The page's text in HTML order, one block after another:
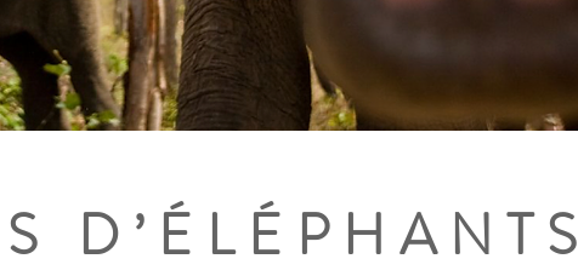
D’ÉLÉPHANTS